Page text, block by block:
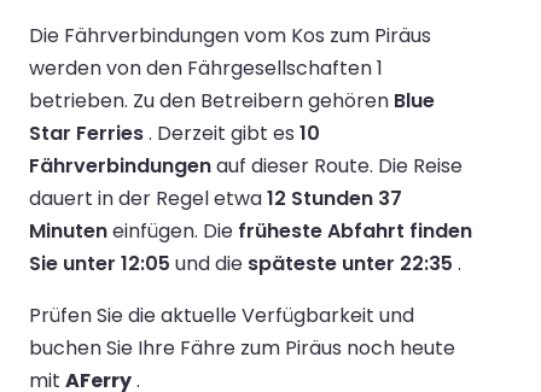
Die Fährverbindungen vom Kos zum Piräus
werden von den Fährgesellschaften 1
betrieben. Zu den Betreibern gehören Blue
Star Ferries. Derzeit gibt es 10
Fährverbindungenauf dieser Route. Die Reise
dauert in der Regel etwa12 Stunden 37
Minuteneinfügen. Die früheste Abfahrt finden
Sie unter 12:05 und die späteste unter 22:35 .
Prüfen Sie die aktuelle Verfügbarkeit und
buchen Sie Ihre Fähre zum Piräus noch heute
mit AFerry.